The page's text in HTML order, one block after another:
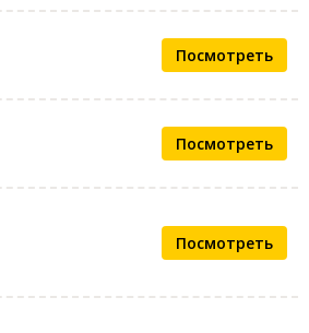
Посмотреть
Посмотреть
Посмотреть